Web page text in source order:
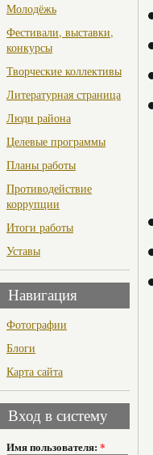
Молодёжь
Фестивали, выставки,
конкурсы
Творческие коллективы
Литературная страница
Люди района
Целевые программы
Планы работы
Противодействие
коррупции
Итоги работы
Уставы
Навигация
Фотографии
Блоги
Карта сайта
Вход в систему
Имя пользователя: *